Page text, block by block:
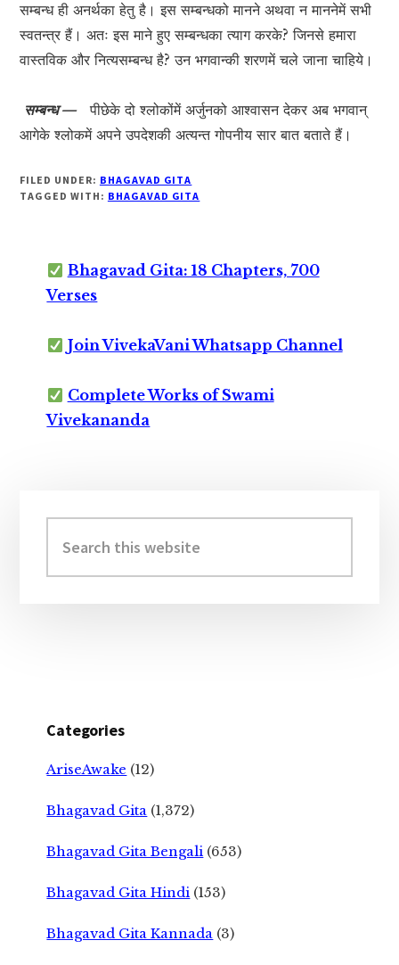
सम्बन्ध ही अनर्थका हेतु है। इस सम्बन्धको मानने अथवा न माननेमें सभी
स्वतन्त्र हैं। अतः इस माने हुए सम्बन्धका त्याग करके? जिनसे हमारा
वास्तविक और नित्यसम्बन्ध है? उन भगवान्की शरणमें चले जाना चाहिये।
सम्बन्ध —
पीछेके दो श्लोकोंमें अर्जुनको आश्वासन देकर अब भगवान्
आगेके श्लोकमें अपने उपदेशकी अत्यन्त गोपनीय सार बात बताते हैं।
FILED UNDER: BHAGAVAD GITA
TAGGED WITH: BHAGAVAD GITA
Bhagavad Gita: 18 Chapters, 700
Verses
Join VivekaVani Whatsapp Channel
Complete Works of Swami
Vivekananda
Sidebar
this
website
Categories
AriseAwake (12)
Bhagavad Gita (1,372)
Bhagavad Gita Bengali (653)
Bhagavad Gita Hindi (153)
Bhagavad Gita Kannada (3)